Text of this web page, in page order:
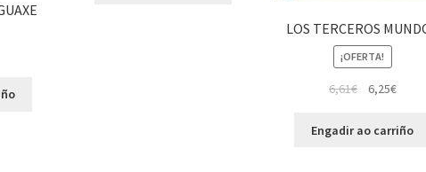
LOS TERCEROS
¡OFERTA!
6,61€ 6,25€
Engadir ao carriño